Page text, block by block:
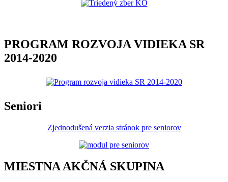
PROGRAM ROZVOJA VIDIEKA SR
2014-2020
Seniori
Zjednodušená verzia stránok pre seniorov
MIESTNA AKČNÁ SKUPINA